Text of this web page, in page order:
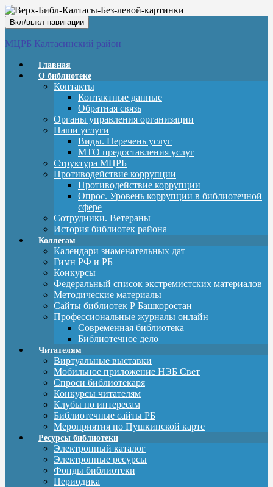
Вкл/выкл навигации
МЦРБ Калтасинский район
Главная
О библиотеке
Контакты
Контактные данные
Обратная связь
Органы управления организации
Наши услуги
Виды. Перечень услуг
МТО предоставления услуг
Структура МЦРБ
Противодействие коррупции
Противодействие коррупции
Опрос. Уровень коррупции в библиотечной
сфере
Сотрудники. Ветераны
История библиотек района
Коллегам
Календари знаменательных дат
Гимн РФ и РБ
Конкурсы
Федеральный список экстремистских материалов
Методические материалы
Сайты библиотек Р Башкоростан
Профессиональные журналы онлайн
Современная библиотека
Библиотечное дело
Читателям
Виртуальные выставки
Мобильное приложение НЭБ Свет
Спроси библиотекаря
Конкурсы читателям
Клубы по интересам
Библиотечные сайты РБ
Мероприятия по Пушкинской карте
Ресурсы библиотеки
Электронный каталог
Электронные ресурсы
Фонды библиотеки
Периодика